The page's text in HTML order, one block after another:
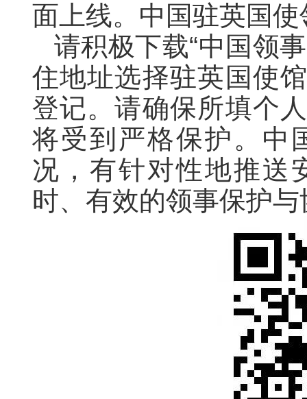
面上线。中国驻英国
请积极下载“中国领
住地址选择驻英国使
登记。请确保所填个
将受到严格保护。中
况，有针对性地推送
时、有效的领事保护与